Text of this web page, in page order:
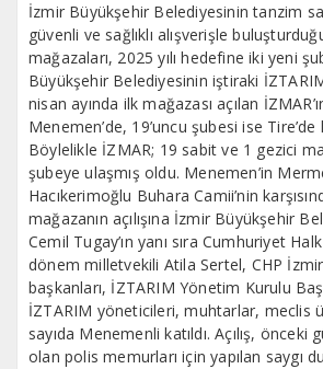
İzmir Büyükşehir Belediyesinin tanzim
güvenli ve sağlıklı alışverişle
mağazaları, 2025 yılı hedefine iki yeni
Büyükşehir Belediyesinin iştiraki
nisan ayında ilk mağazası açılan
Menemen’de, 19’uncu şubesi ise
Böylelikle İZMAR; 19 sabit ve 1 gezici
şubeye ulaşmış oldu. Menemen’in
Hacıkerimoğlu Buhara Camii’nin
mağazanın açılışına İzmir Büyükşehir
Cemil Tugay’ın yanı sıra Cumhuriyet
dönem milletvekili Atila Sertel, CHP
başkanları, İZTARIM Yönetim Kurulu
İZTARIM yöneticileri, muhtarlar, meclis
sayıda Menemenli katıldı. Açılış, önceki
olan polis memurları için yapılan saygı